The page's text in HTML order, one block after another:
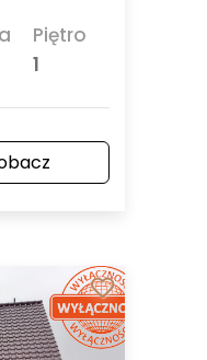
Piętro
1